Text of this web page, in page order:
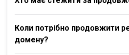
Коли потрібно продовжити
домену?